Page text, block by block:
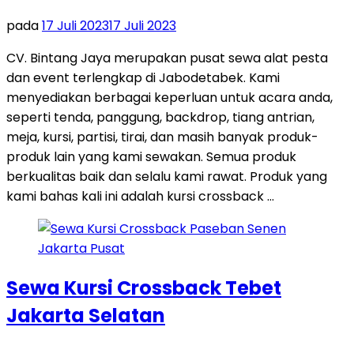
pada17 Juli 202317 Juli 2023
CV. Bintang Jaya merupakan pusat sewa alat pesta
dan event terlengkap di Jabodetabek. Kami
menyediakan berbagai keperluan untuk acara anda,
seperti tenda, panggung, backdrop, tiang antrian,
meja, kursi, partisi, tirai, dan masih banyak produk-
produk lain yang kami sewakan. Semua produk
berkualitas baik dan selalu kami rawat. Produk yang
kami bahas kali ini adalah kursi crossback …
Sewa Kursi Crossback Tebet
Jakarta Selatan